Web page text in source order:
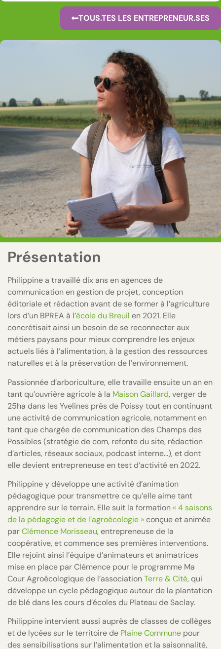
TOUS.TES LES ENTREPRENEUR.SES
Présentation
Philippine a travaillé dix ans en agences de
communication en gestion de projet, conception
éditoriale et rédaction avant de se former à l’agriculture
lors d’un BPREA à l’école du Breuil en 2021. Elle
concrétisait ainsi un besoin de se reconnecter aux
métiers paysans pour mieux comprendre les enjeux
actuels liés à l’alimentation, à la gestion des ressources
naturelles et à la préservation de l’environnement.
Passionnée d’arboriculture, elle travaille ensuite un an en
tant qu’ouvrière agricole à la Maison Gaillard, verger de
25ha dans les Yvelines près de Poissy tout en continuant
une activité de communication agricole, notamment en
tant que chargée de communication des Champs des
Possibles (stratégie de com, refonte du site, rédaction
d’articles, réseaux sociaux, podcast interne…), et dont
elle devient entrepreneuse en test d’activité en 2022.
Philippine y développe une activité d’animation
pédagogique pour transmettre ce qu’elle aime tant
apprendre sur le terrain. Elle suit la formation« 4 saisons
de la pédagogie et de l’agroécologie »conçue et animée
parClémence Morisseau, entrepreneuse de la
coopérative, et commence ses premières interventions.
Elle rejoint ainsi l’équipe d’animateurs et animatrices
mise en place par Clémence pour le programme Ma
Cour Agroécologique de l’associationTerre & Cité, qui
développe un cycle pédagogique autour de la plantation
de blé dans les cours d’écoles du Plateau de Saclay.
Philippine intervient aussi auprès de classes de collèges
et de lycées sur le territoire de Plaine Commune pour
des sensibilisations sur l’alimentation et la saisonnalité,